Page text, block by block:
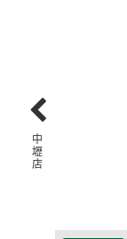
中
壢
店